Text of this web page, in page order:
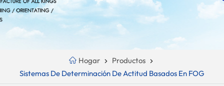
بالعربية
Hogar
Productos
Sistemas De Determinación De Actitud Basados ​​en FOG